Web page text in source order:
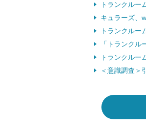
トランクルー
キュラーズ、
トランクルー
「トランクル
トランクルー
＜意識調査＞